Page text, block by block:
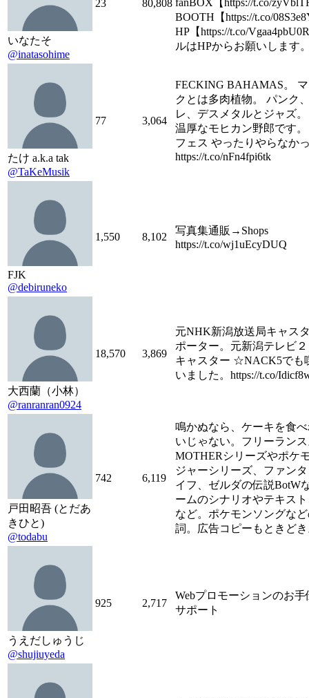
いなたそ
@inatasohime
23 80,808 fanBOX【https://t.co/
BOOTH【https://t.co/
HP【https://t.co/
ルはHPからお願いします
たけ a.k.a tak
@TaKeMusik
77 3,064
FECKING BAHAMAS。
クとは多肉植物。 パンク
レ、デスメタルとジャズ
温厚なモヒカン野郎です
フェス やったりやらなか
https://t.co/nFn4fpi6tk
FJK
@debiruneko
1,550 8,102
写真集通販→Shops
https://t.co/wj1uEcyDUQ
大西蘭（小林）
@ranranran0924
18,570 3,869
元NHK新潟放送局キャス
ポーター。元新潟テレビ
キャスター ☆NACK5でも
いました。https://t.co/
戸田昭吾 (とだあ
きひと)
@todabu
742 6,119
鳴かぬなら、ケーキを食
いじゃない。フリーラン
MOTHERシリーズやポケ
ジャーシリーズ、ファン
イフ、ゼルダの伝説BotW
ームのシナリオやテキス
など。ポケモンソングな
詞。広告コピーもときど
うえだしゅうじ
@shujiuyeda
925 2,717
Webプロモーションのお手
サポート